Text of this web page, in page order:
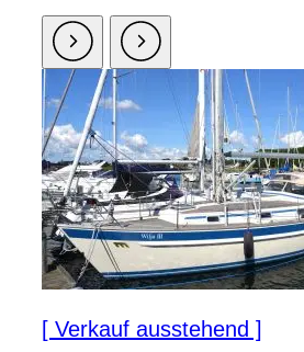
[ Verkauf ausstehend ]